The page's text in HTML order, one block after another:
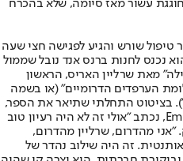
עשור מאז סיומה, שלא בהכרח
טיפול שורש והגיע לפגישה חצי שעה
נכנס לחנות ברנס אנד נובל שממול
מאת שרליין האריס, הראשון
בשם "תעלומת הערפדים הדרומיים" (או בשמה
בציטוט התחלתי שתיאר את הספר,
כך סיפר בראיון ל- Emmy TV Legends, נכתב "אולי זה לא היה רעיון טוב
מהדרום, שרליין מהדרום,
זה היה שילוב נהדר של